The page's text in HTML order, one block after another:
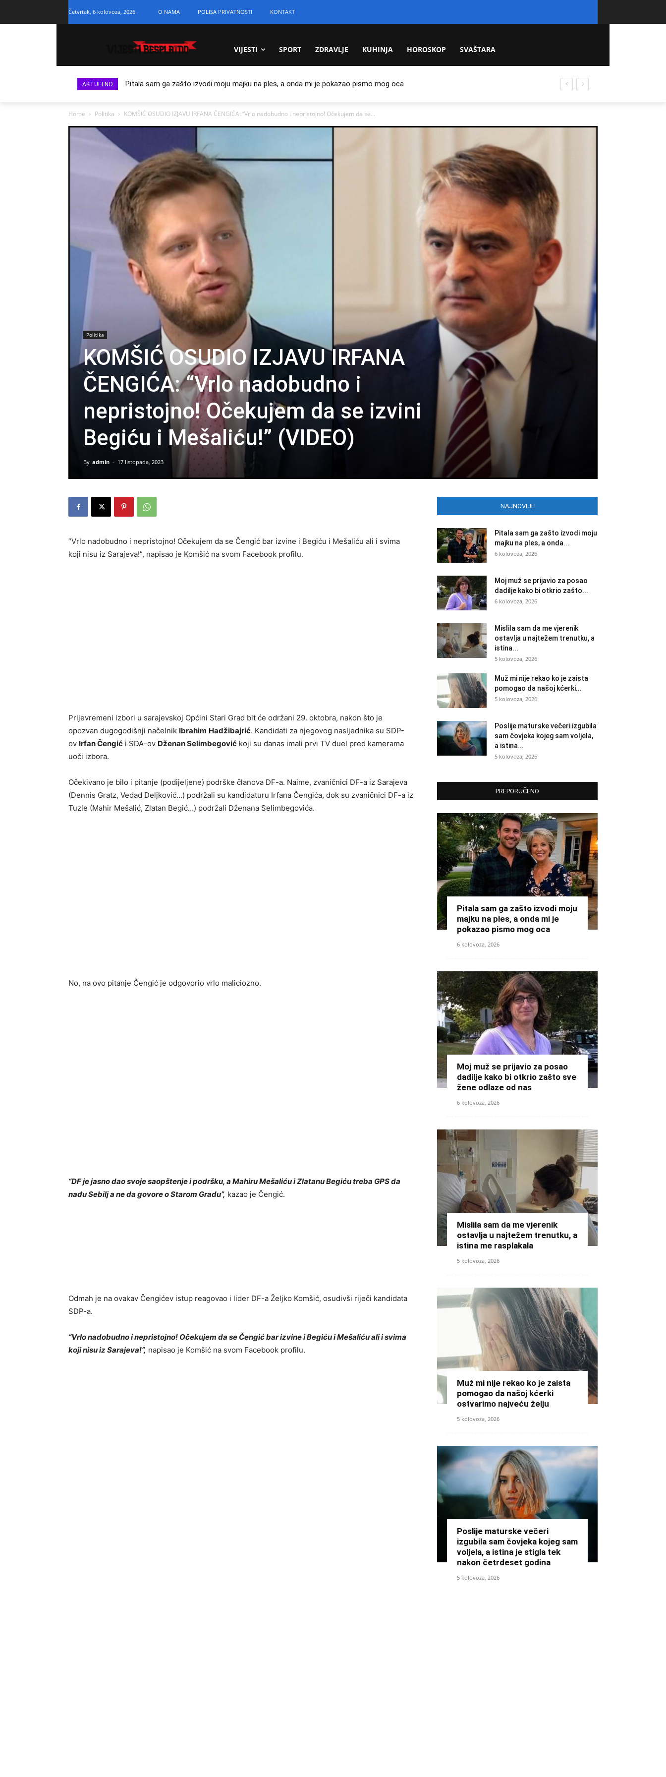
Četvrtak, 6 kolovoza, 2026 O NAMA POLISA PRIVATNOSTI KONTAKT
VIJESTI SPORT ZDRAVLJE KUHINJA HOROSKOP SVAŠTARA
AKTUELNO Pitala sam ga zašto izvodi moju majku na ples, a onda mi je pokazao pismo mog oca
Home Politika KOMŠIĆ OSUDIO IZJAVU IRFANA ČENGIĆA: “Vrlo nadobudno i nepristojno! Očekujem da se...
Politika
KOMŠIĆ OSUDIO IZJAVU IRFANA
ČENGIĆA: “Vrlo nadobudno i
nepristojno! Očekujem da se izvini
Begiću i Mešaliću!” (VIDEO)
By admin - 17 listopada, 2023
“Vrlo nadobudno i nepristojno! Očekujem da se Čengić bar izvine i Begiću i Mešaliću ali i svima
koji nisu iz Sarajeva!”, napisao je Komšić na svom Facebook profilu.
Prijevremeni izbori u sarajevskoj Općini Stari Grad bit će održani 29. oktobra, nakon što je
opozvan dugogodišnji načelnik Ibrahim Hadžibajrić. Kandidati za njegovog nasljednika su SDP-
ov Irfan Čengić i SDA-ov Dženan Selimbegović koji su danas imali prvi TV duel pred kamerama
uoči izbora.
Očekivano je bilo i pitanje (podijeljene) podrške članova DF-a. Naime, zvaničnici DF-a iz Sarajeva
(Dennis Gratz, Vedad Deljković…) podržali su kandidaturu Irfana Čengića, dok su zvaničnici DF-a iz
Tuzle (Mahir Mešalić, Zlatan Begić…) podržali Dženana Selimbegovića.
No, na ovo pitanje Čengić je odgovorio vrlo maliciozno.
“DF je jasno dao svoje saopštenje i podršku, a Mahiru Mešaliću i Zlatanu Begiću treba GPS da
nađu Sebilj a ne da govore o Starom Gradu”, kazao je Čengić.
Odmah je na ovakav Čengićev istup reagovao i lider DF-a Željko Komšić, osudivši riječi kandidata
SDP-a.
“Vrlo nadobudno i nepristojno! Očekujem da se Čengić bar izvine i Begiću i Mešaliću ali i svima
koji nisu iz Sarajeva!”, napisao je Komšić na svom Facebook profilu.
NAJNOVIJE
Pitala sam ga zašto izvodi moju
majku na ples, a onda...
6 kolovoza, 2026
Moj muž se prijavio za posao
dadilje kako bi otkrio zašto...
6 kolovoza, 2026
Mislila sam da me vjerenik
ostavlja u najtežem trenutku, a
istina...
5 kolovoza, 2026
Muž mi nije rekao ko je zaista
pomogao da našoj kćerki...
5 kolovoza, 2026
Poslije maturske večeri izgubila
sam čovjeka kojeg sam voljela,
a istina...
5 kolovoza, 2026
PREPORUČENO
Pitala sam ga zašto izvodi moju
majku na ples, a onda mi je
pokazao pismo mog oca
6 kolovoza, 2026
Moj muž se prijavio za posao
dadilje kako bi otkrio zašto sve
žene odlaze od nas
6 kolovoza, 2026
Mislila sam da me vjerenik
ostavlja u najtežem trenutku, a
istina me rasplakala
5 kolovoza, 2026
Muž mi nije rekao ko je zaista
pomogao da našoj kćerki
ostvarimo najveću želju
5 kolovoza, 2026
Poslije maturske večeri
izgubila sam čovjeka kojeg sam
voljela, a istina je stigla tek
nakon četrdeset godina
5 kolovoza, 2026